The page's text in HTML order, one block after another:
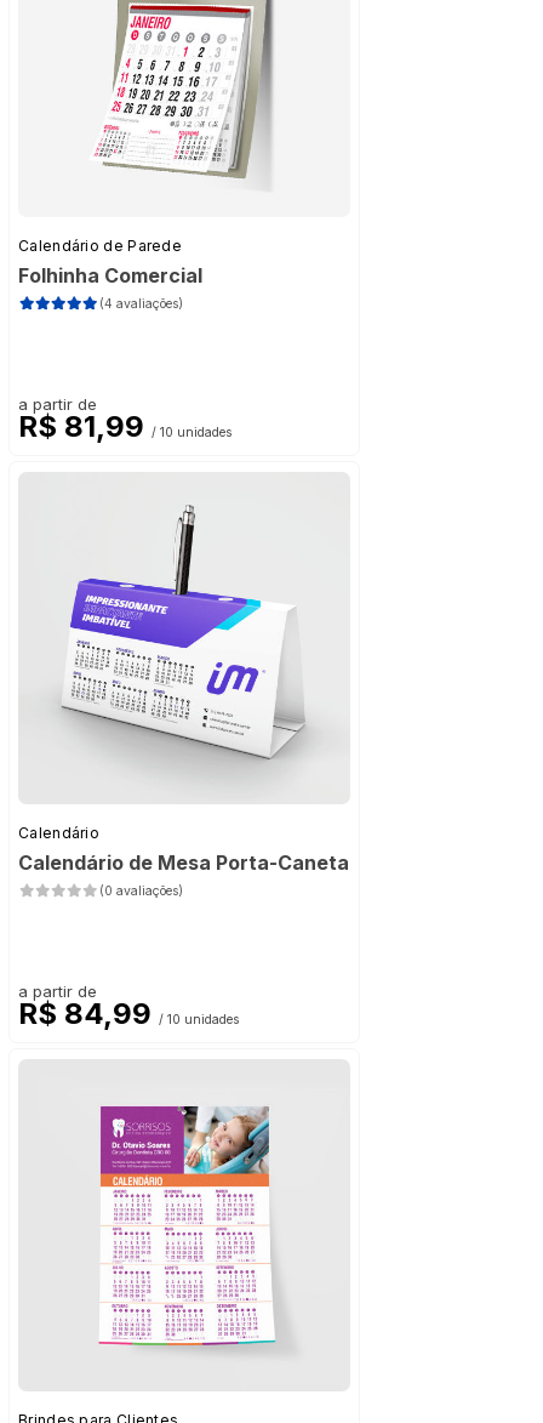
Calendário de Parede
Folhinha Comercial
(4 avaliações)
a partir de
R$ 81,99 / 10 unidades
Calendário
Calendário de Mesa Porta-Caneta
(0 avaliações)
a partir de
R$ 84,99 / 10 unidades